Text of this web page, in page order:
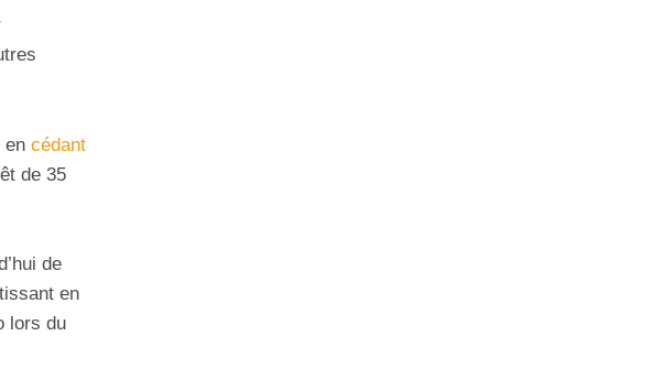
en cédant
de 35
de
en
lors du